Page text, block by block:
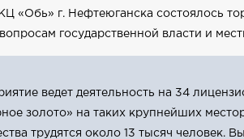
«Обь» г. Нефтеюганска состоялось
вопросам государственной власти и
ведет деятельность на 34
золото» на таких крупнейших
трудятся около 13 тысяч человек.